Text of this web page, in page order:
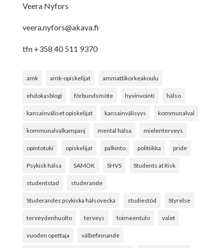
Veera Nyfors
veera.nyfors@akava.fi
tfn +358 40 511 9370
amk amk-opiskelijat ammattikorkeakoulu
ehdokasblogi förbundsmöte hyvinvointi hälso
kansainväliset opiskelijat kansainvälisyys kommunalval
kommunalvalkampanj mental hälsa mielenterveys
opintotuki opiskelijat palkinto politiikka pride
Psykisk hälsa SAMOK SHVS Students at Risk
studentstad studerande
Studerandes psykiska hälsovecka studiestöd Styrelse
terveydenhuolto terveys toimeentulo valet
vuoden opettaja välbefinnande